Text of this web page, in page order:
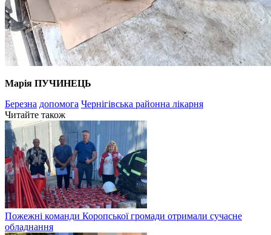
Марія ПУЧИНЕЦЬ
Березна допомога Чернігівська районна лікарня
Читайте також
Пожежні команди Коропської громади отримали сучасне
обладнання